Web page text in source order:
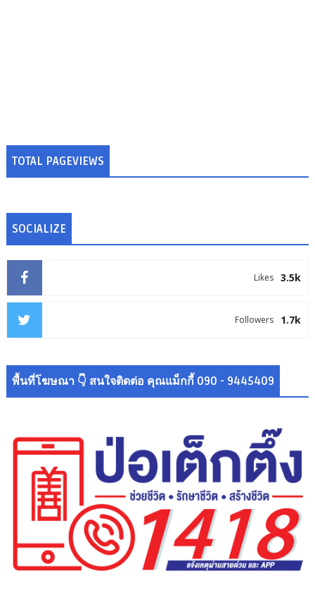
TOTAL PAGEVIEWS
SOCIALIZE
3.5k
Likes
1.7k
Followers
พื้นที่โฆษณา 👇 สนใจติดต่อ คุณแม็กกี้ 090 - 9445409